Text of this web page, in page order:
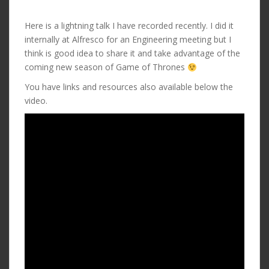
Here is a lightning talk I have recorded recently. I did it
internally at Alfresco for an Engineering meeting but I
think is good idea to share it and take advantage of the
coming new season of Game of Thrones
You have links and resources also available below the
video.